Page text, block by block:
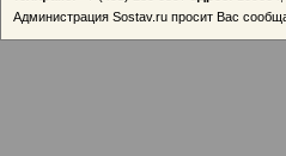
Администрация Sostav.ru просит Вас